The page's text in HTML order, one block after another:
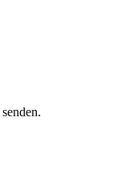
senden.